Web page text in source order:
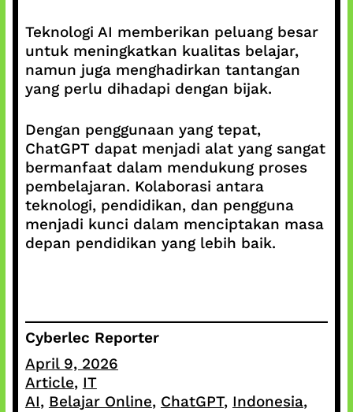
Teknologi AI memberikan peluang besar
untuk meningkatkan kualitas belajar,
namun juga menghadirkan tantangan
yang perlu dihadapi dengan bijak.
Dengan penggunaan yang tepat,
ChatGPT dapat menjadi alat yang sangat
bermanfaat dalam mendukung proses
pembelajaran. Kolaborasi antara
teknologi, pendidikan, dan pengguna
menjadi kunci dalam menciptakan masa
depan pendidikan yang lebih baik.
Cyberlec Reporter
April 9, 2026
Article, IT
AI, Belajar Online, ChatGPT, Indonesia ,